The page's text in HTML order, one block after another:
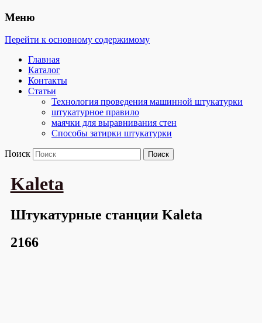
Меню
Перейти к основному содержимому
Главная
Каталог
Контакты
Статьи
Технология проведения машинной штукатурки
штукатурное правило
маячки для выравнивания стен
Способы затирки штукатурки
Поиск
Kaleta
Штукатурные станции Kaleta
2166